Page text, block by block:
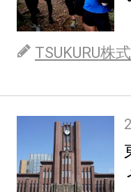
TSUKURU株